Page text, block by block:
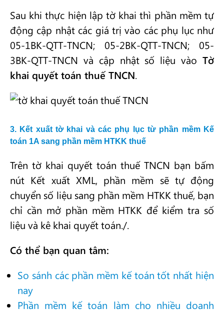
Sau khi thực hiện lập tờ khai thì phần mềm tự
động cập nhật các giá trị vào các phụ lục như
05-1BK-QTT-TNCN; 05-2BK-QTT-TNCN; 05-
3BK-QTT-TNCN và cập nhật số liệu vào Tờ
khai quyết toán thuế TNCN.
3. Kết xuất tờ khai và các phụ lục từ phần mềm Kế
toán 1A sang phần mềm HTKK thuế
Trên tờ khai quyết toán thuế TNCN bạn bấm
nút Kết xuất XML, phần mềm sẽ tự động
chuyển số liệu sang phần mềm HTKK thuế, bạn
chỉ cần mở phần mềm HTKK để kiểm tra số
liệu và kê khai quyết toán./.
Có thể bạn quan tâm:
So sánh các phần mềm kế toán tốt nhất hiện
nay
Phần mềm kế toán làm cho nhiều doanh